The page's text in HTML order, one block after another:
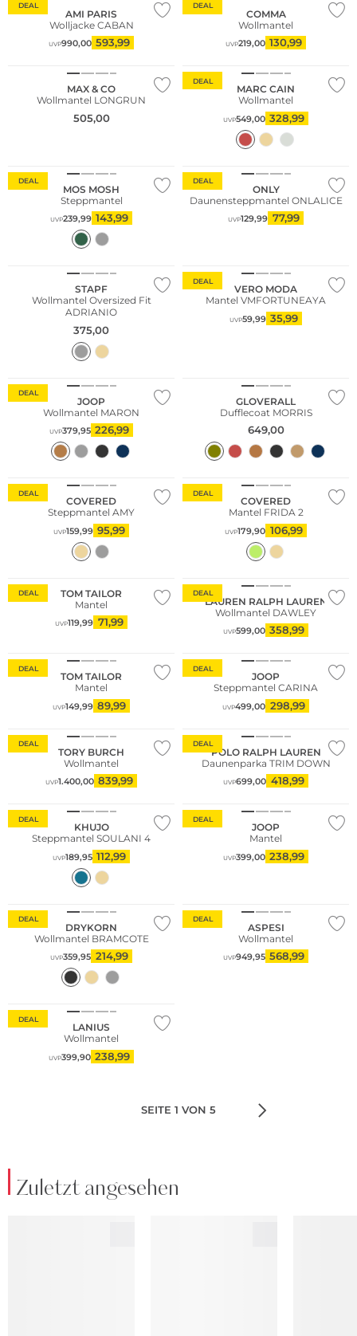
DEAL
AMI PARIS
Wolljacke CABAN
UVP990,00 593,99
DEAL
COMMA
Wollmantel
UVP219,00 130,99
MAX & CO
Wollmantel LONGRUN
505,00
DEAL
MARC CAIN
Wollmantel
UVP549,00 328,99
DEAL
MOS MOSH
Steppmantel
UVP239,99 143,99
DEAL
ONLY
Daunensteppmantel ONLALICE
UVP129,99 77,99
STAPF
Wollmantel Oversized Fit
ADRIANIO
375,00
DEAL
VERO MODA
Mantel VMFORTUNEAYA
UVP59,99 35,99
DEAL
JOOP
Wollmantel MARON
UVP379,95 226,99
GLOVERALL
Dufflecoat MORRIS
649,00
DEAL
COVERED
Steppmantel AMY
UVP159,99 95,99
DEAL
COVERED
Mantel FRIDA 2
UVP179,90 106,99
DEAL
TOM TAILOR
Mantel
UVP119,99 71,99
DEAL
LAUREN RALPH LAUREN
Wollmantel DAWLEY
UVP599,00 358,99
DEAL
TOM TAILOR
Mantel
UVP149,99 89,99
DEAL
JOOP
Steppmantel CARINA
UVP499,00 298,99
DEAL
TORY BURCH
Wollmantel
UVP1.400,00 839,99
DEAL
POLO RALPH LAUREN
Daunenparka TRIM DOWN
UVP699,00 418,99
DEAL
KHUJO
Steppmantel SOULANI 4
UVP189,95 112,99
DEAL
JOOP
Mantel
UVP399,00 238,99
DEAL
DRYKORN
Wollmantel BRAMCOTE
UVP359,95 214,99
DEAL
ASPESI
Wollmantel
UVP949,95 568,99
DEAL
LANIUS
Wollmantel
UVP399,90 238,99
SEITE 1 VON 5
Zuletzt angesehen